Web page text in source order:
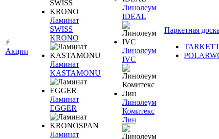
Акции
Ламинат
SWISS
KRONO
Ламинат
KASTAMONU
Ламинат
EGGER
Ламинат
Линолеум
IDEAL
Линолеум
IVC
Линолеум
Комитекс
Лин
Паркетная